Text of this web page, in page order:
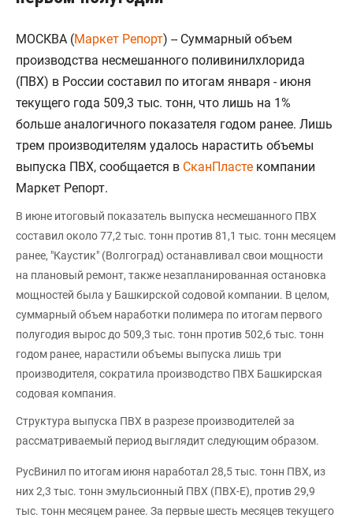
МОСКВА (Маркет Репорт) -- Суммарный объем
производства несмешанного поливинилхлорида
(ПВХ) в России составил по итогам января - июня
текущего года 509,3 тыс. тонн, что лишь на 1%
больше аналогичного показателя годом ранее. Лишь
трем производителям удалось нарастить объемы
выпуска ПВХ, сообщается в СканПласте компании
Маркет Репорт.
В июне итоговый показатель выпуска несмешанного ПВХ
составил около 77,2 тыс. тонн против 81,1 тыс. тонн месяцем
ранее, "Каустик" (Волгоград) останавливал свои мощности
на плановый ремонт, также незапланированная остановка
мощностей была у Башкирской содовой компании. В целом,
суммарный объем наработки полимера по итогам первого
полугодия вырос до 509,3 тыс. тонн против 502,6 тыс. тонн
годом ранее, нарастили объемы выпуска лишь три
производителя, сократила производство ПВХ Башкирская
содовая компания.
Структура выпуска ПВХ в разрезе производителей за
рассматриваемый период выглядит следующим образом.
РусВинил по итогам июня наработал 28,5 тыс. тонн ПВХ, из
них 2,3 тыс. тонн эмульсионный ПВХ (ПВХ-Е), против 29,9
тыс. тонн месяцем ранее. За первые шесть месяцев текущего